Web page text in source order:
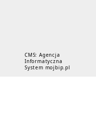
CMS: Agencja
Informatyczna
System mojbip.pl